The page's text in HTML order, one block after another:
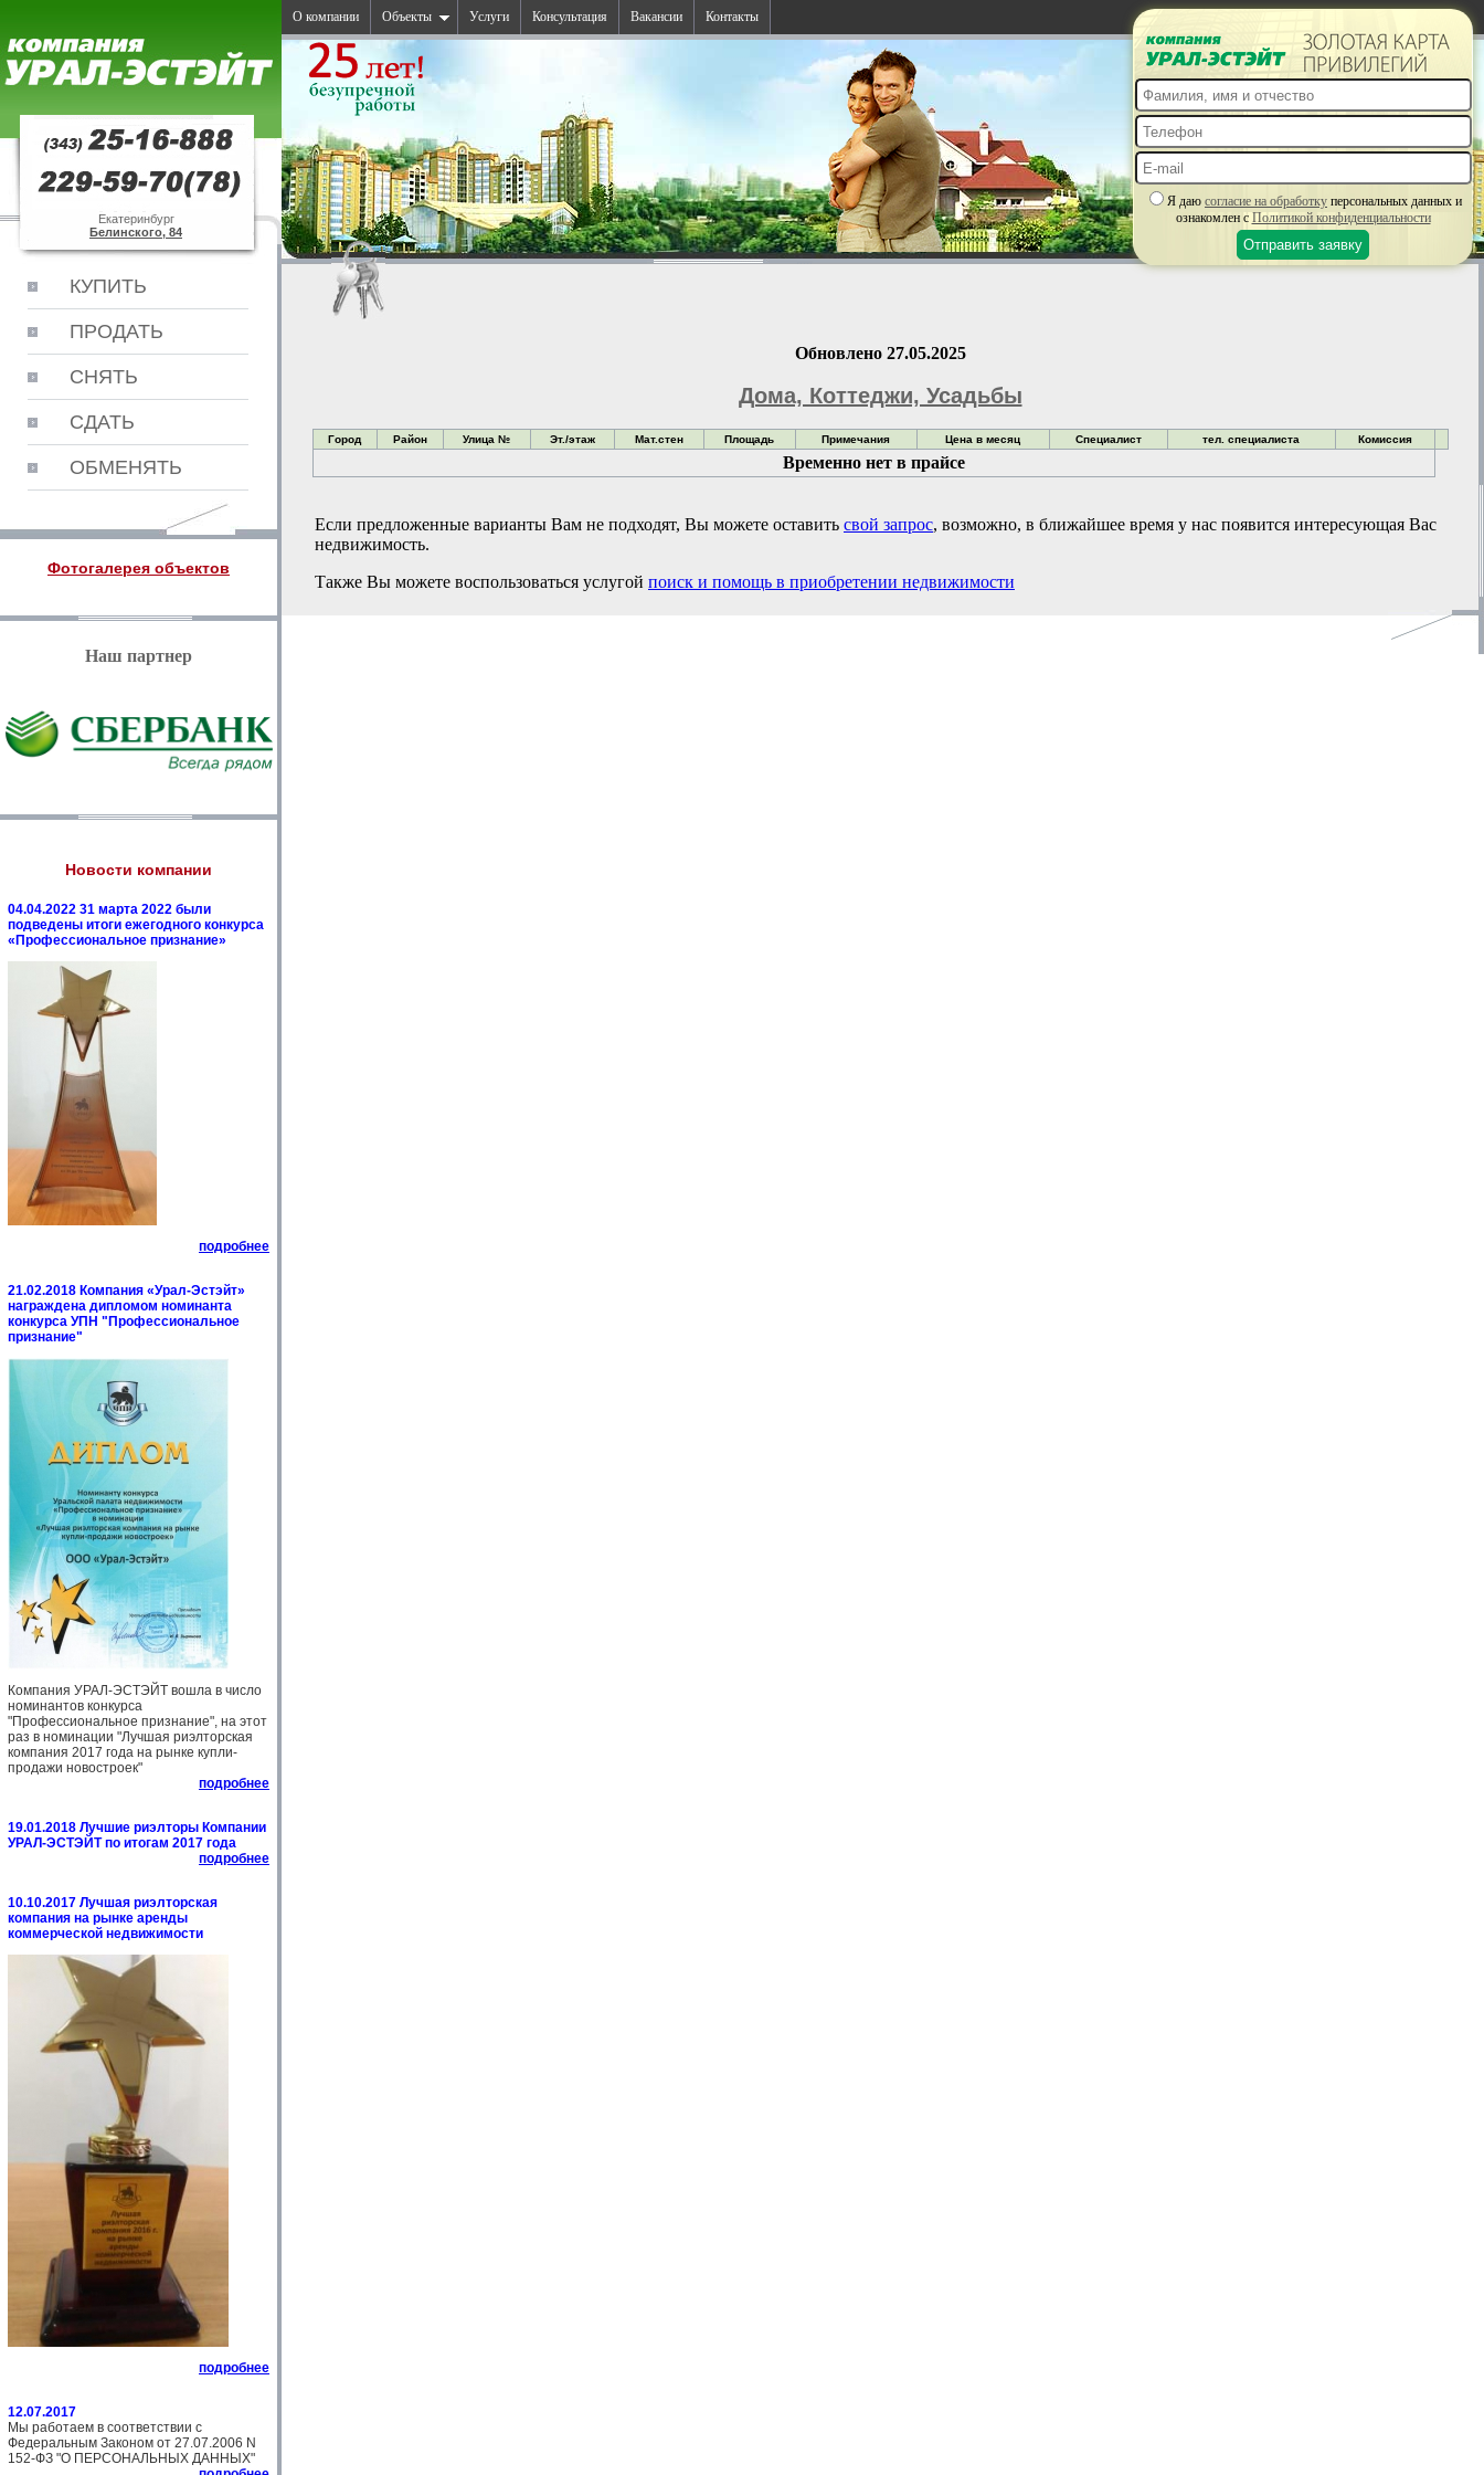
Екатеринбург
Белинского, 84
КУПИТЬ
ПРОДАТЬ
СНЯТЬ
СДАТЬ
ОБМЕНЯТЬ
Фотогалерея объектов
Наш партнер
Новости компании
04.04.2022 31 марта 2022 были
подведены итоги ежегодного конкурса
«Профессиональное признание»
подробнее
21.02.2018 Компания «Урал-Эстэйт»
награждена дипломом номинанта
конкурса УПН "Профессиональное
признание"
Компания УРАЛ-ЭСТЭЙТ вошла в число
номинантов конкурса
"Профессиональное признание", на этот
раз в номинации "Лучшая риэлторская
компания 2017 года на рынке купли-
продажи новостроек"
подробнее
19.01.2018 Лучшие риэлторы Компании
УРАЛ-ЭСТЭЙТ по итогам 2017 года
подробнее
10.10.2017 Лучшая риэлторская
компания на рынке аренды
коммерческой недвижимости
подробнее
12.07.2017
Мы работаем в соответствии с
Федеральным Законом от 27.07.2006 N
152-ФЗ "О ПЕРСОНАЛЬНЫХ ДАННЫХ"
О компании Объекты Услуги Консультация Вакансии Контакты
Я даю согласие на обработку персональных данных и
ознакомлен с Политикой конфиденциальности
Обновлено 27.05.2025
Дома, Коттеджи, Усадьбы
Город Район Улица № Эт./этаж Мат.стен Площадь Примечания Цена в месяц Специалист тел. специалиста Комиссия
Временно нет в прайсе
Если предложенные варианты Вам не подходят, Вы можете оставить свой запрос, возможно, в ближайшее время у нас появится интересующая Вас
недвижимость.
Также Вы можете воспользоваться услугой поиск и помощь в приобретении недвижимости